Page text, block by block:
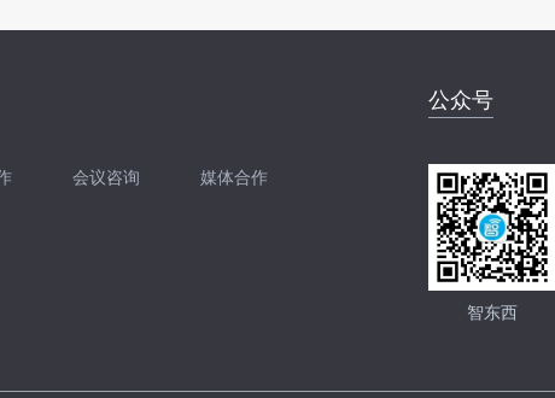
聊 会议咨询 媒体合作
扫码加我直接开聊
公众号
智东西